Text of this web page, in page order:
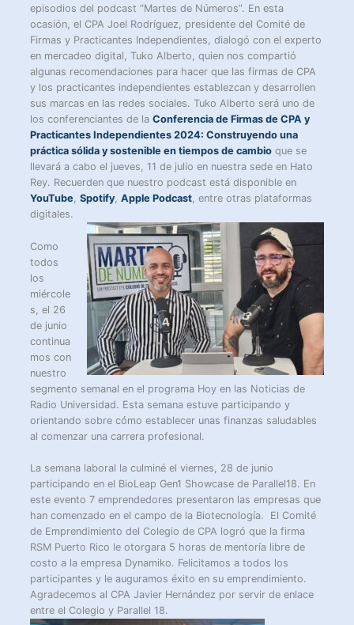
episodios del podcast “Martes de Números”. En esta
ocasión, el CPA Joel Rodríguez, presidente del Comité de
Firmas y Practicantes Independientes, dialogó con el experto
en mercadeo digital, Tuko Alberto, quien nos compartió
algunas recomendaciones para hacer que las firmas de CPA
y los practicantes independientes establezcan y desarrollen
sus marcas en las redes sociales. Tuko Alberto será uno de
los conferenciantes de laConferencia de Firmas de CPA y
Practicantes Independientes 2024: Construyendo una
práctica sólida y sostenible en tiempos de cambio que se
llevará a cabo el jueves, 11 de julio en nuestra sede en Hato
Rey. Recuerden que nuestro podcast está disponible en
YouTube,Spotify,Apple Podcast, entre otras plataformas
digitales.
Como
todos
los
miércole
s, el 26
de junio
continua
mos con
nuestro
segmento semanal en el programa Hoy en las Noticias de
Radio Universidad. Esta semana estuve participando y
orientando sobre cómo establecer unas finanzas saludables
al comenzar una carrera profesional.
La semana laboral la culminé el viernes, 28 de junio
participando en el BioLeap Gen1 Showcase de Parallel18. En
este evento 7 emprendedores presentaron las empresas que
han comenzado en el campo de la Biotecnología. El Comité
de Emprendimiento del Colegio de CPA logró que la firma
RSM Puerto Rico le otorgara 5 horas de mentoría libre de
costo a la empresa Dynamiko. Felicitamos a todos los
participantes y le auguramos éxito en su emprendimiento.
Agradecemos al CPA Javier Hernández por servir de enlace
entre el Colegio y Parallel 18.